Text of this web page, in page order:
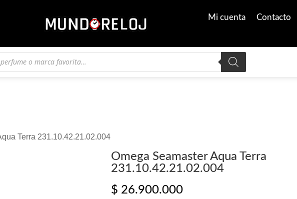
Mi cuenta Contacto
Terra 231.10.42.21.02.004
Omega Seamaster Aqua Terra
231.10.42.21.02.004
$ 26.900.000